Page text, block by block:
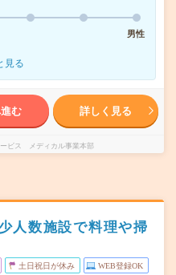
男性
見る
む 詳しく見る
ビス メディカル事業本部
人数施設で料理や掃
土日祝日が休み WEB登録OK